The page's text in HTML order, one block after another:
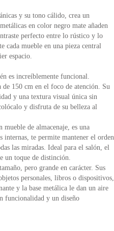
y su tono cálido, crea un
en color negro mate añaden
perfecto entre lo rústico y lo
cada mueble en una pieza central
espacio.
es increíblemente funcional.
de 150 cm en el foco de atención. Su
y una textura visual única sin
y disfruta de su belleza al
mueble de almacenaje, es una
internas, te permite mantener el orden
las miradas. Ideal para el salón, el
un toque de distinción.
pero grande en carácter. Sus
personales, libros o dispositivos,
y la base metálica le dan un aire
funcionalidad y un diseño